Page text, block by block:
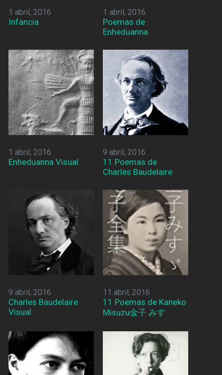
1 abril, 2016
Infancia
1 abril, 2016
Poemas de
Enheduanna
1 abril, 2016
Enheduanna Visual
9 abril, 2016
11 Poemas de
Charles Baudelaire
9 abril, 2016
Charles Baudelaire
Visual
11 abril, 2016
11 Poemas de Kaneko
Misuzu金子 みすゞ